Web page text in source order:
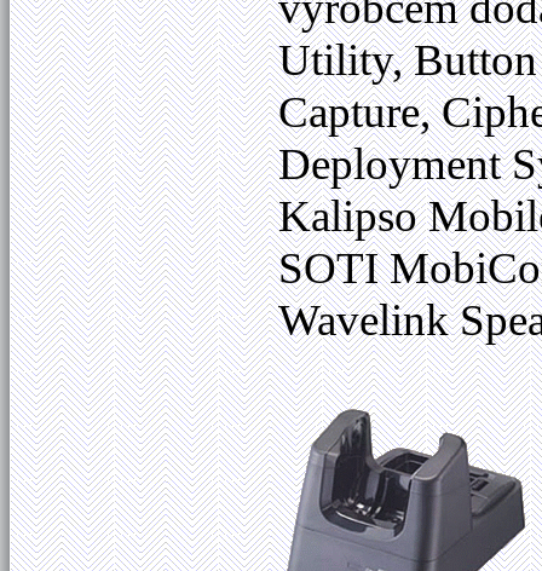
Utility, Button
Capture,
Deployment
Kalipso
SOTI
Wavelink